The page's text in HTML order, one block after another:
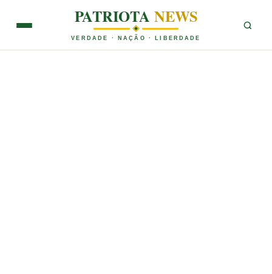
PATRIOTANEWS
VERDADE · NAÇÃO · LIBERDADE